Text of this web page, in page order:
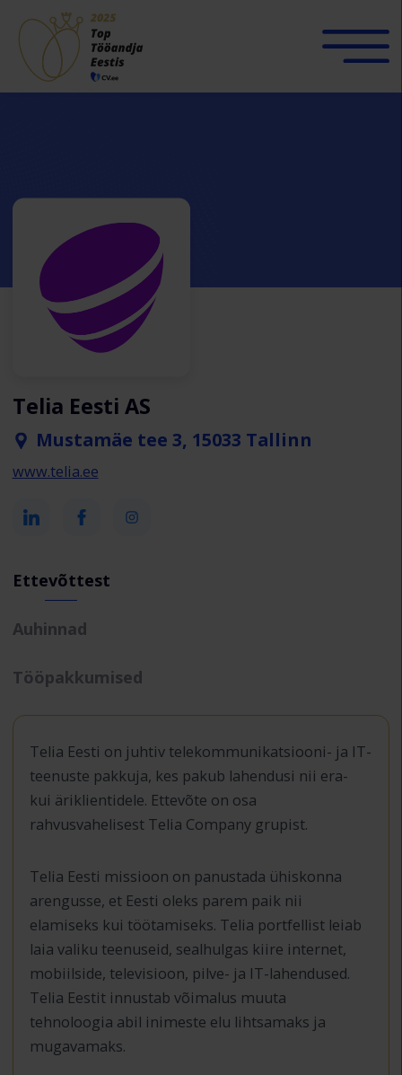
Telia Eesti AS
Mustamäe tee 3, 15033 Tallinn
www.telia.ee
Ettevõttest
Auhinnad
Tööpakkumised
Telia Eesti on juhtiv telekommunikatsiooni- ja IT-
teenuste pakkuja, kes pakub lahendusi nii era-
kui äriklientidele. Ettevõte on osa
rahvusvahelisest Telia Company grupist.
Telia Eesti missioon on panustada ühiskonna
arengusse, et Eesti oleks parem paik nii
elamiseks kui töötamiseks. Telia portfellist leiab
laia valiku teenuseid, sealhulgas kiire internet,
mobiilside, televisioon, pilve- ja IT-lahendused.
Telia Eestit innustab võimalus muuta
tehnoloogia abil inimeste elu lihtsamaks ja
mugavamaks.